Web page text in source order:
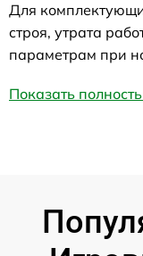
Для
строя, утрата
параметрам при
Показать